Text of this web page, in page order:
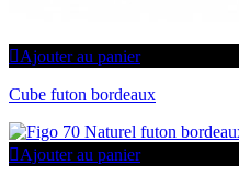
Ajouter au panier
Cube futon bordeaux
Ajouter au panier